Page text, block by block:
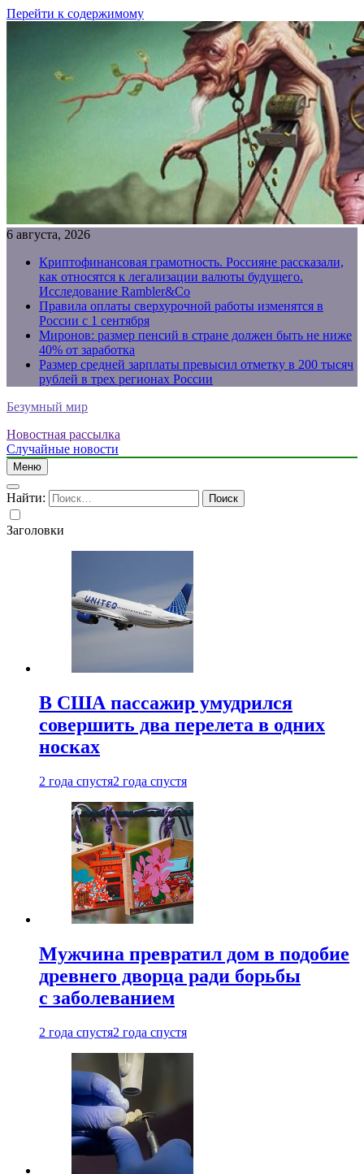
Перейти к содержимому
6 августа, 2026
Криптофинансовая грамотность. Россияне рассказали,
как относятся к легализации валюты будущего.
Исследование Rambler&Co
Правила оплаты сверхурочной работы изменятся в
России с 1 сентября
Миронов: размер пенсий в стране должен быть не ниже
40% от заработка
Размер средней зарплаты превысил отметку в 200 тысяч
рублей в трех регионах России
Безумный мир
Новостная рассылка
Случайные новости
Меню
Найти:
Заголовки
В США пассажир умудрился
совершить два перелета в одних
носках
2 года спустя2 года спустя
Мужчина превратил дом в подобие
древнего дворца ради борьбы
с заболеванием
2 года спустя2 года спустя